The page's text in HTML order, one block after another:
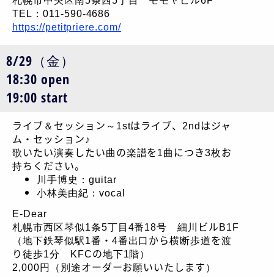
TEL：011-590-4686
https://petitpriere.com/
8/29（金）
18:30 open
19:00 start
ライブ＆セッション～1stはライブ、2ndはジャ
ム・セッション♪
歌いたい演奏したい曲の楽譜を1曲につき3枚お
持ちください。
川手博史：guitar
小林美由紀：vocal
E-Dear
札幌市西区琴似1条5丁目4番18号 細川ビルB1F
（地下鉄琴似駅1番・4番出口から横断歩道を渡
り徒歩1分 KFCの地下1階）
2,000円（別途オーダーお願いいたします）